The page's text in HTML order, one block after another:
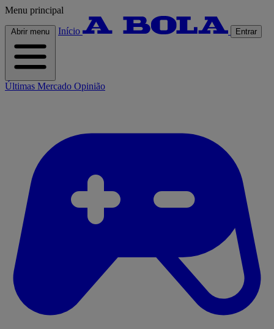
Menu principal
Abrir menu Início Entrar
Últimas Mercado Opinião